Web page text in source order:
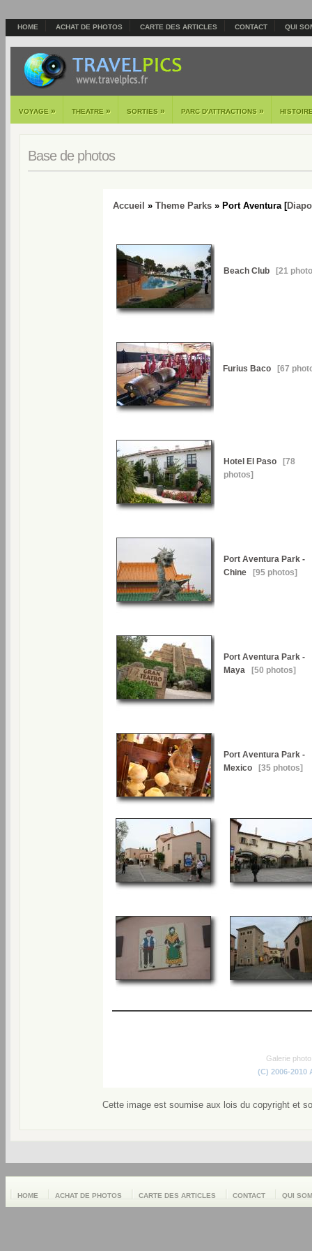
HOME ACHAT DE PHOTOS CARTE DES ARTICLES CONTACT QUI
VOYAGE » THEATRE » SORTIES » PARC D'ATTRACTIONS »
Base de photos
Accueil » Theme Parks» Port Aventura [
Beach Club[21
Furius Baco[67
Hotel El Paso[78
photos]
Port Aventura Park -
Chine[95 photos]
Port Aventura Park -
Maya[50 photos]
Port Aventura Park -
Mexico[35 photos]
Galerie
(C) 2006-2010
Cette image est soumise aux lois du copyright et
HOME ACHAT DE PHOTOS CARTE DES ARTICLES CONTACT QUI